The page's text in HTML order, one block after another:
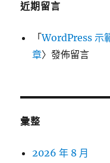
近期留言
「WordPress 示
章〉發佈留言
彙整
2026 年 8 月